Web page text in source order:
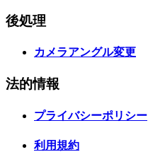
後処理
カメラアングル変更
法的情報
プライバシーポリシー
利用規約